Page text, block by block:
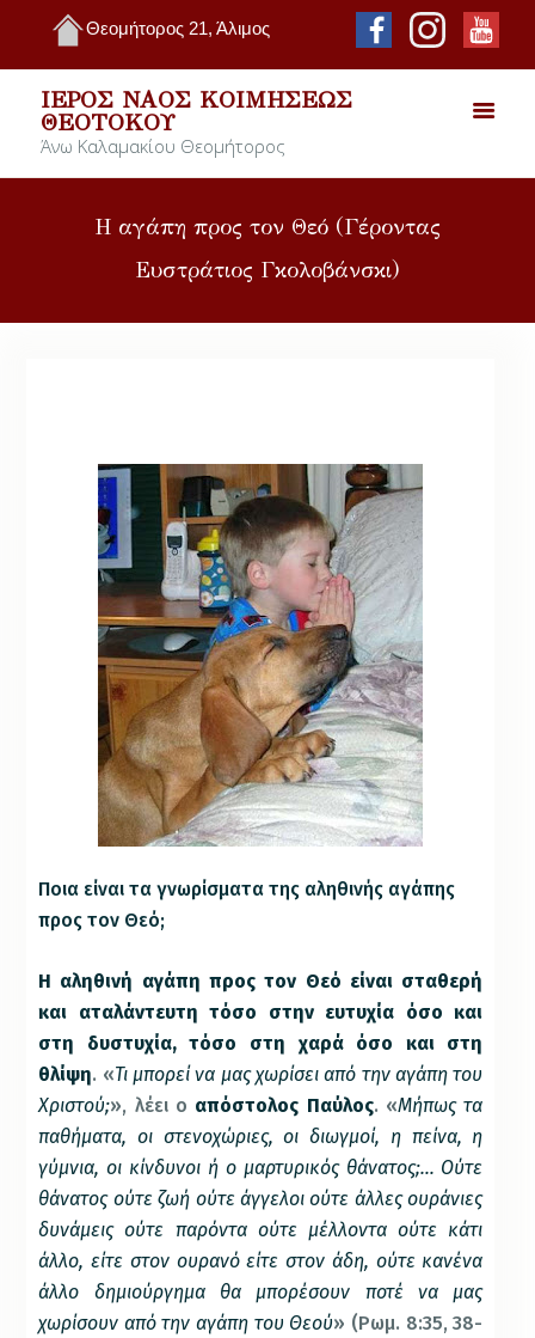
Θεομήτορος 21, Άλιμος
ΙΕΡΌΣ ΝΑΌΣ ΚΟΙΜΉΣΕΩΣ
ΘΕΟΤΌΚΟΥ
Άνω Καλαμακίου Θεομήτορος
Η αγάπη προς τον Θεό (Γέροντας
Ευστράτιος Γκολοβάνσκι)
Ποια είναι τα γνωρίσματα της αληθινής αγάπης
προς τον Θεό;
Η αληθινή αγάπη προς τον Θεό είναι σταθερή
και αταλάντευτη τόσο στην ευτυχία όσο και
στη δυστυχία, τόσο στη χαρά όσο και στη
θλίψη. «Τι μπορεί να μας χωρίσει από την αγάπη του
Χριστού;», λέει ο απόστολος Παύλος. «Μήπως τα
παθήματα, οι στενοχώριες, οι διωγμοί, η πείνα, η
γύμνια, οι κίνδυνοι ή ο μαρτυρικός θάνατος;… Ούτε
θάνατος ούτε ζωή ούτε άγγελοι ούτε άλλες ουράνιες
δυνάμεις ούτε παρόντα ούτε μέλλοντα ούτε κάτι
άλλο, είτε στον ουρανό είτε στον άδη, ούτε κανένα
άλλο δημιούργημα θα μπορέσουν ποτέ να μας
χωρίσουν από την αγάπη του Θεού» (Ρωμ. 8:35, 38-